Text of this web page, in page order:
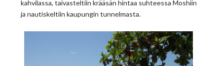
kahvilassa, taivasteltiin krääsän hintaa suhteessa Moshiin
ja nautiskeltiin kaupungin tunnelmasta.